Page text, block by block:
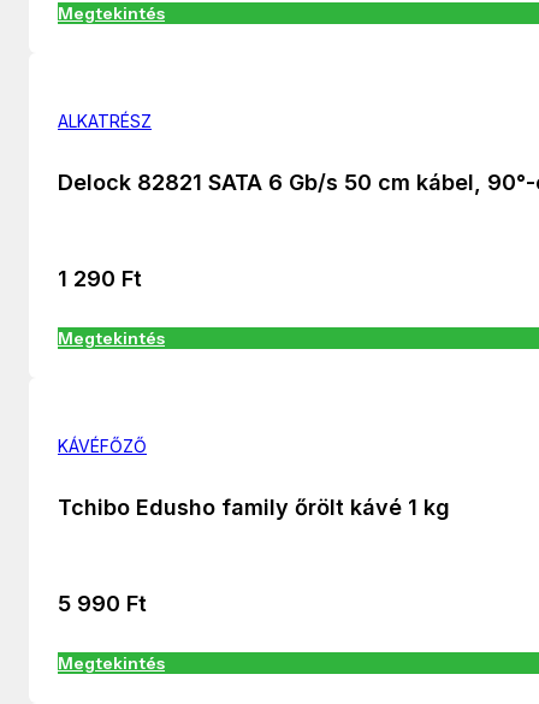
Megtekintés
ALKATRÉSZ
Delock 82821 SATA 6 Gb/s 50 cm kábel,
1 290 Ft
Megtekintés
KÁVÉFŐZŐ
Tchibo Edusho family őrölt kávé 1 kg
5 990 Ft
Megtekintés